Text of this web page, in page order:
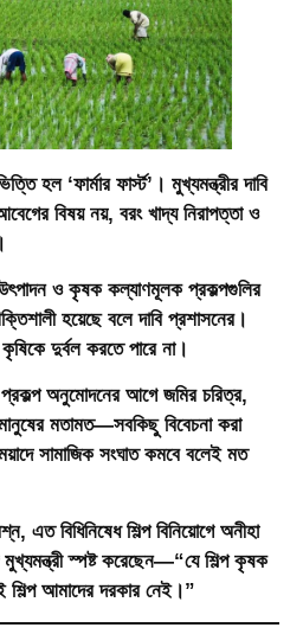
হল ‘ফার্মার ফার্স্ট’। মুখ্যমন্ত্রীর দাবি
বিষয় নয়, বরং খাদ্য নিরাপত্তা ও
উৎপাদন ও কৃষক কল্যাণমূলক প্রকল্পগুলির
হয়েছে বলে দাবি প্রশাসনের।
দুর্বল করতে পারে না।
অনুমোদনের আগে জমির চরিত্র,
মতামত—সবকিছু বিবেচনা করা
সামাজিক সংঘাত কমবে বলেই মত
এত বিধিনিষেধ শিল্প বিনিয়োগে অনীহা
স্পষ্ট করেছেন—“যে শিল্প কৃষক
শিল্প আমাদের দরকার নেই।”